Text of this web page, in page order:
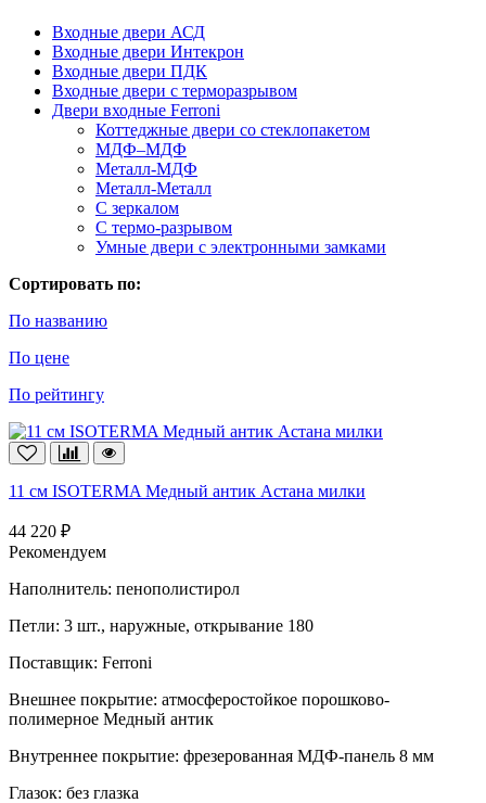
Входные двери АСД
Входные двери Интекрон
Входные двери ПДК
Входные двери с терморазрывом
Двери входные Ferroni
Коттеджные двери со стеклопакетом
МДФ–МДФ
Металл-МДФ
Металл-Металл
С зеркалом
С термо-разрывом
Умные двери с электронными замками
Сортировать по:
По названию
По цене
По рейтингу
11 см ISOTERMA Медный антик Астана милки
44 220 ₽
Рекомендуем
Наполнитель: пенополистирол
Петли: 3 шт., наружные, открывание 180
Поставщик: Ferroni
Внешнее покрытие: атмосферостойкое порошково-
полимерное Медный антик
Внутреннее покрытие: фрезерованная МДФ-панель 8 мм
Глазок: без глазка